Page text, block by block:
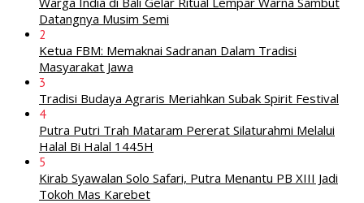
Datangnya Musim Semi
2
Ketua FBM: Memaknai Sadranan Dalam Tradisi
Masyarakat Jawa
3
Tradisi Budaya Agraris Meriahkan Subak Spirit Festival
4
Putra Putri Trah Mataram Pererat Silaturahmi Melalui
Halal Bi Halal 1445H
5
Kirab Syawalan Solo Safari, Putra Menantu PB XIII Jadi
Tokoh Mas Karebet